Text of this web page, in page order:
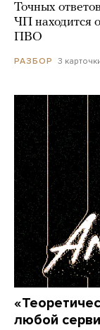
Точных
ЧП находится
ПВО
РАЗБОР 3
любой